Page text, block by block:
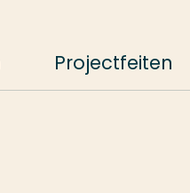
Projectfeiten